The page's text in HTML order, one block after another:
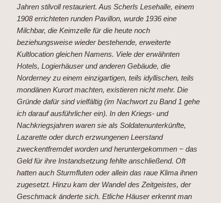
Jahren stilvoll restauriert. Aus Scherls Lesehalle, einem
1908 errichteten runden Pavillon, wurde 1936 eine
Milchbar, die Keimzelle für die heute noch
beziehungsweise wieder bestehende, erweiterte
Kultlocation gleichen Namens. Viele der erwähnten
Hotels, Logierhäuser und anderen Gebäude, die
Norderney zu einem einzigartigen, teils idyllischen, teils
mondänen Kurort machten, existieren nicht mehr. Die
Gründe dafür sind vielfältig (im Nachwort zu Band 1 gehe
ich darauf ausführlicher ein). In den Kriegs- und
Nachkriegsjahren waren sie als Soldatenunterkünfte,
Lazarette oder durch erzwungenen Leerstand
zweckentfremdet worden und heruntergekommen − das
Geld für ihre Instandsetzung fehlte anschließend. Oft
hatten auch Sturmfluten oder allein das raue Klima ihnen
zugesetzt. Hinzu kam der Wandel des Zeitgeistes, der
Geschmack änderte sich. Etliche Häuser erkennt man